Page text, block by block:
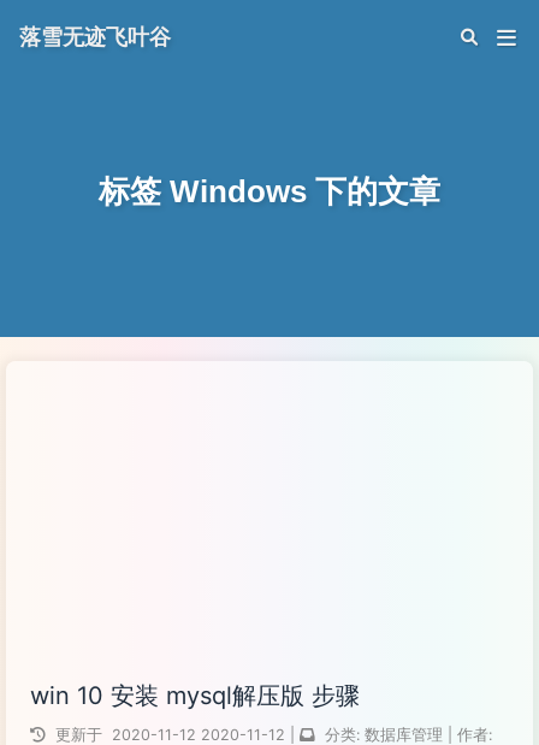
标签 Windows 下的文章
落雪无迹飞叶谷
win 10 安装 mysql解压版 步骤
更新于 2020-11-12 2020-11-12 分类: 数据库管理
作者: